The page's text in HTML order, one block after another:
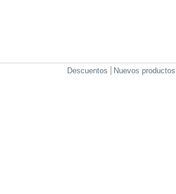
Descuentos Nuevos productos